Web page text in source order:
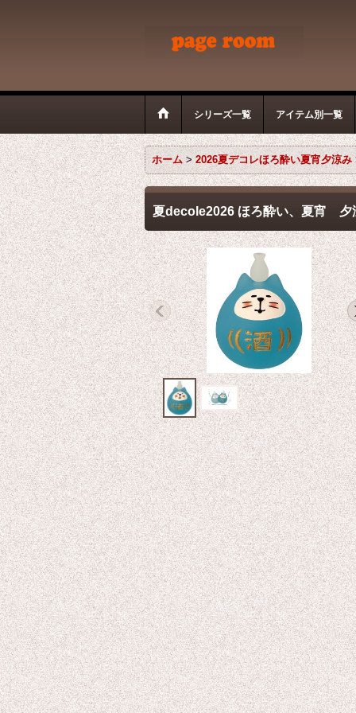
シリーズ一覧 アイテム別一覧
ホーム > 2026夏デコレほろ酔い夏宵夕涼み
夏decole2026 ほろ酔い、夏宵